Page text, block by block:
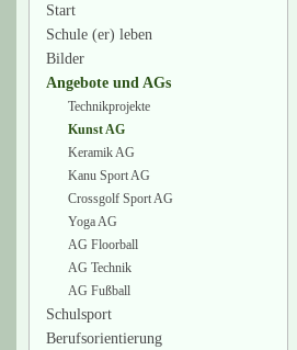
Start
Schule (er) leben
Bilder
Angebote und AGs
Technikprojekte
Kunst AG
Keramik AG
Kanu Sport AG
Crossgolf Sport AG
Yoga AG
AG Floorball
AG Technik
AG Fußball
Schulsport
Berufsorientierung